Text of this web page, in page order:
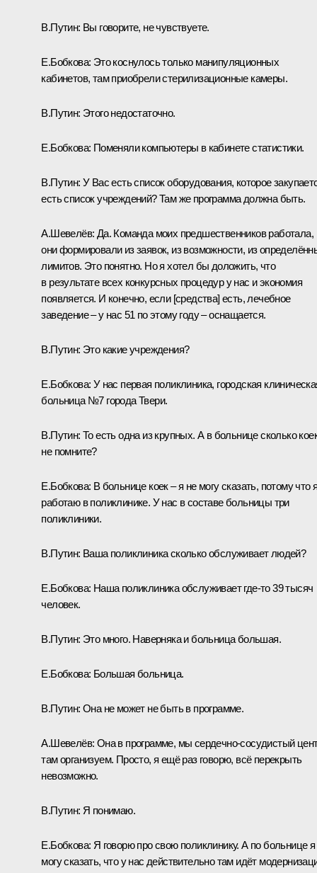
В.Путин: Вы говорите, не чувствуете.
Е.Бобкова: Это коснулось только манипуляционных
кабинетов, там приобрели стерилизационные камеры.
В.Путин: Этого недостаточно.
Е.Бобкова: Поменяли компьютеры в кабинете статистики.
В.Путин: У Вас есть список оборудования, которое
есть список учреждений? Там же программа должна быть.
А.Шевелёв: Да. Команда моих предшественников работала,
они формировали из заявок, из возможности, из
лимитов. Это понятно. Но я хотел бы доложить, что
в результате всех конкурсных процедур у нас и экономия
появляется. И конечно, если [средства] есть, лечебное
заведение – у нас 51 по этому году – оснащается.
В.Путин: Это какие учреждения?
Е.Бобкова: У нас первая поликлиника, городская
больница №7 города Твери.
В.Путин: То есть одна из крупных. А в больнице сколько
не помните?
Е.Бобкова: В больнице коек – я не могу сказать, потому что
работаю в поликлинике. У нас в составе больницы три
поликлиники.
В.Путин: Ваша поликлиника сколько обслуживает людей?
Е.Бобкова: Наша поликлиника обслуживает где‑то 39 тысяч
человек.
В.Путин: Это много. Наверняка и больница большая.
Е.Бобкова: Большая больница.
В.Путин: Она не может не быть в программе.
А.Шевелёв: Она в программе, мы сердечно-сосудистый
там организуем. Просто, я ещё раз говорю, всё перекрыть
невозможно.
В.Путин: Я понимаю.
Е.Бобкова: Я говорю про свою поликлинику. А по больнице я
могу сказать, что у нас действительно там идёт